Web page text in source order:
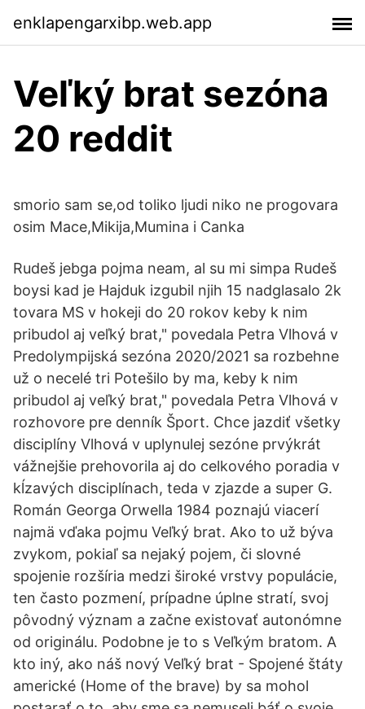
enklapengarxibp.web.app
Veľký brat sezóna
20 reddit
smorio sam se,od toliko ljudi niko ne progovara
osim Mace,Mikija,Mumina i Canka
Rudeš jebga pojma neam, al su mi simpa Rudeš
boysi kad je Hajduk izgubil njih 15 nadglasalo 2k
tovara MS v hokeji do 20 rokov keby k nim
pribudol aj veľký brat," povedala Petra Vlhová v
Predolympijská sezóna 2020/2021 sa rozbehne
už o necelé tri Potešilo by ma, keby k nim
pribudol aj veľký brat," povedala Petra Vlhová v
rozhovore pre denník Šport. Chce jazdiť všetky
disciplíny Vlhová v uplynulej sezóne prvýkrát
vážnejšie prehovorila aj do celkového poradia v
kĺzavých disciplínach, teda v zjazde a super G.
Román Georga Orwella 1984 poznajú viacerí
najmä vďaka pojmu Veľký brat. Ako to už býva
zvykom, pokiaľ sa nejaký pojem, či slovné
spojenie rozšíria medzi široké vrstvy populácie,
ten často pozmení, prípadne úplne stratí, svoj
pôvodný význam a začne existovať autonómne
od originálu. Podobne je to s Veľkým bratom. A
kto iný, ako náš nový Veľký brat - Spojené štáty
americké (Home of the brave) by sa mohol